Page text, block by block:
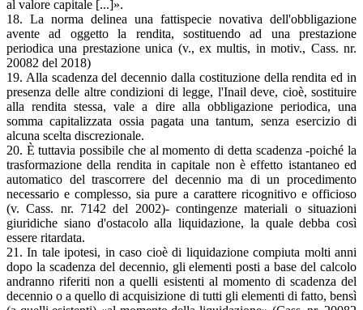
al valore capitale [...]».
18. La norma delinea una fattispecie novativa dell'obbligazione
avente ad oggetto la rendita, sostituendo ad una prestazione
periodica una prestazione unica (v., ex multis, in motiv., Cass. nr.
20082 del 2018)
19. Alla scadenza del decennio dalla costituzione della rendita ed in
presenza delle altre condizioni di legge, l'Inail deve, cioè, sostituire
alla rendita stessa, vale a dire alla obbligazione periodica, una
somma capitalizzata ossia pagata una tantum, senza esercizio di
alcuna scelta discrezionale.
20. È tuttavia possibile che al momento di detta scadenza -poiché la
trasformazione della rendita in capitale non è effetto istantaneo ed
automatico del trascorrere del decennio ma di un procedimento
necessario e complesso, sia pure a carattere ricognitivo e officioso
(v. Cass. nr. 7142 del 2002)- contingenze materiali o situazioni
giuridiche siano d'ostacolo alla liquidazione, la quale debba così
essere ritardata.
21. In tale ipotesi, in caso cioè di liquidazione compiuta molti anni
dopo la scadenza del decennio, gli elementi posti a base del calcolo
andranno riferiti non a quelli esistenti al momento di scadenza del
decennio o a quello di acquisizione di tutti gli elementi di fatto, bensì